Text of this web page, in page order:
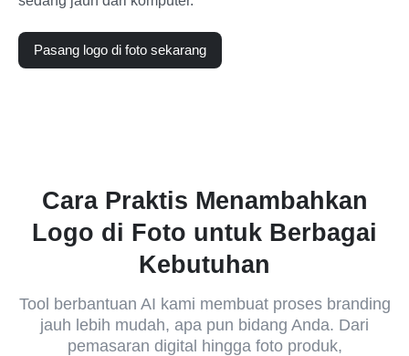
Pasang logo di foto sekarang
Cara Praktis Menambahkan
Logo di Foto untuk Berbagai
Kebutuhan
Tool berbantuan AI kami membuat proses branding
jauh lebih mudah, apa pun bidang Anda. Dari
pemasaran digital hingga foto produk,